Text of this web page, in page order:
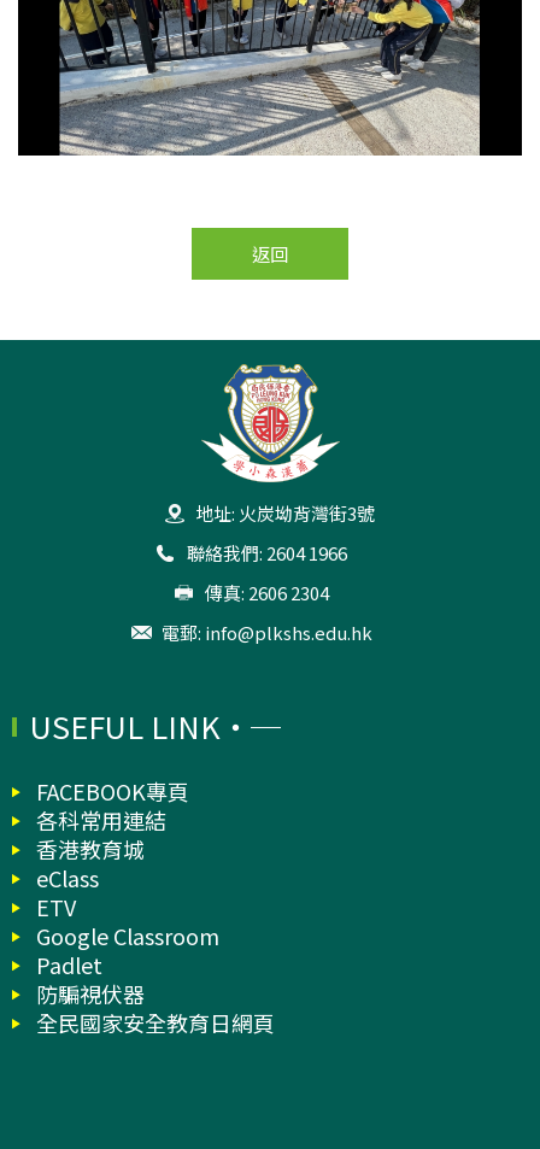
返回
地址: 火炭坳背灣街3號
聯絡我們: 2604 1966
傳真: 2606 2304
電郵: info@plkshs.edu.hk
USEFUL LINK
FACEBOOK專頁
各科常用連結
香港教育城
eClass
ETV
Google Classroom
Padlet
防騙視伏器
全民國家安全教育日網頁